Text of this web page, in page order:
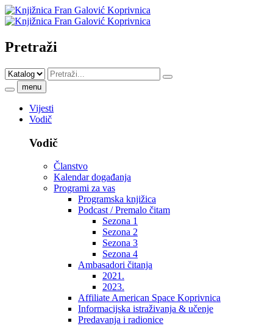
Pretraži
menu
Vijesti
Vodič
Vodič
Članstvo
Kalendar događanja
Programi za vas
Programska knjižica
Podcast / Premalo čitam
Sezona 1
Sezona 2
Sezona 3
Sezona 4
Ambasadori čitanja
2021.
2023.
Affiliate American Space Koprivnica
Informacijska istraživanja & učenje
Predavanja i radionice